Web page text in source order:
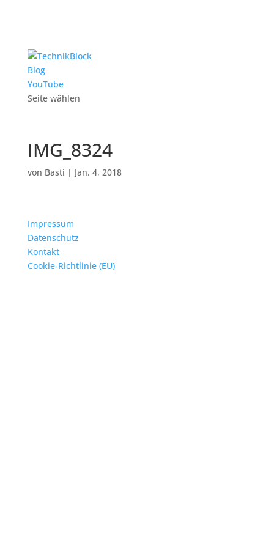
Blog
YouTube
Seite wählen
IMG_8324
von Basti | Jan. 4, 2018
Impressum
Datenschutz
Kontakt
Cookie-Richtlinie (EU)